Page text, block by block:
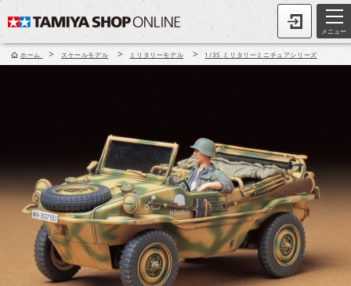
メニュー
ホーム > スケールモデル > ミリタリーモデル > 1/35 ミリタリーミニチュアシリーズ